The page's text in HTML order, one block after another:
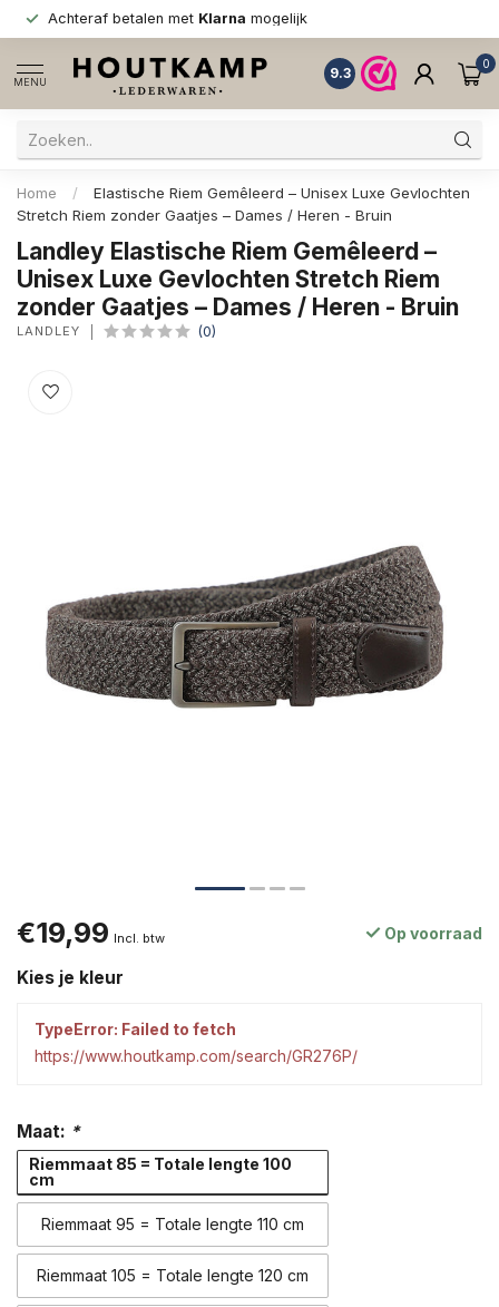
Achteraf betalen met Klarna mogelijk
MENU
9.3
0
Home /
Elastische Riem Gemêleerd – Unisex Luxe Gevlochten
Stretch Riem zonder Gaatjes – Dames / Heren - Bruin
Landley Elastische Riem Gemêleerd –
Unisex Luxe Gevlochten Stretch Riem
zonder Gaatjes – Dames / Heren - Bruin
LANDLEY (0)
€19,99 Incl. btw Op voorraad
Kies je kleur
TypeError: Failed to fetch
https://www.houtkamp.com/search/GR276P/
Maat: *
Riemmaat 85 = Totale lengte 100
cm
Riemmaat 95 = Totale lengte 110 cm
Riemmaat 105 = Totale lengte 120 cm